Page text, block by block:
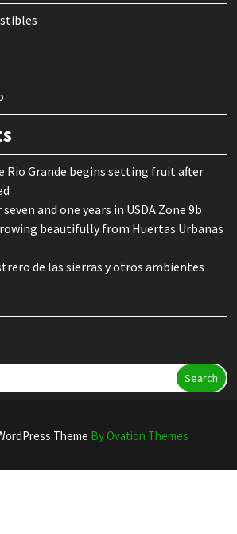
Rio Grande begins setting fruit after
and one years in USDA Zone 9b
beautifully from Huertas Urbanas
de las sierras y otros ambientes
Search
Theme By Ovation Themes